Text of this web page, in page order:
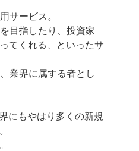
サービス。
目指したり、投資家
てくれる、といったサ
業界に属する者とし
にもやはり多くの新規